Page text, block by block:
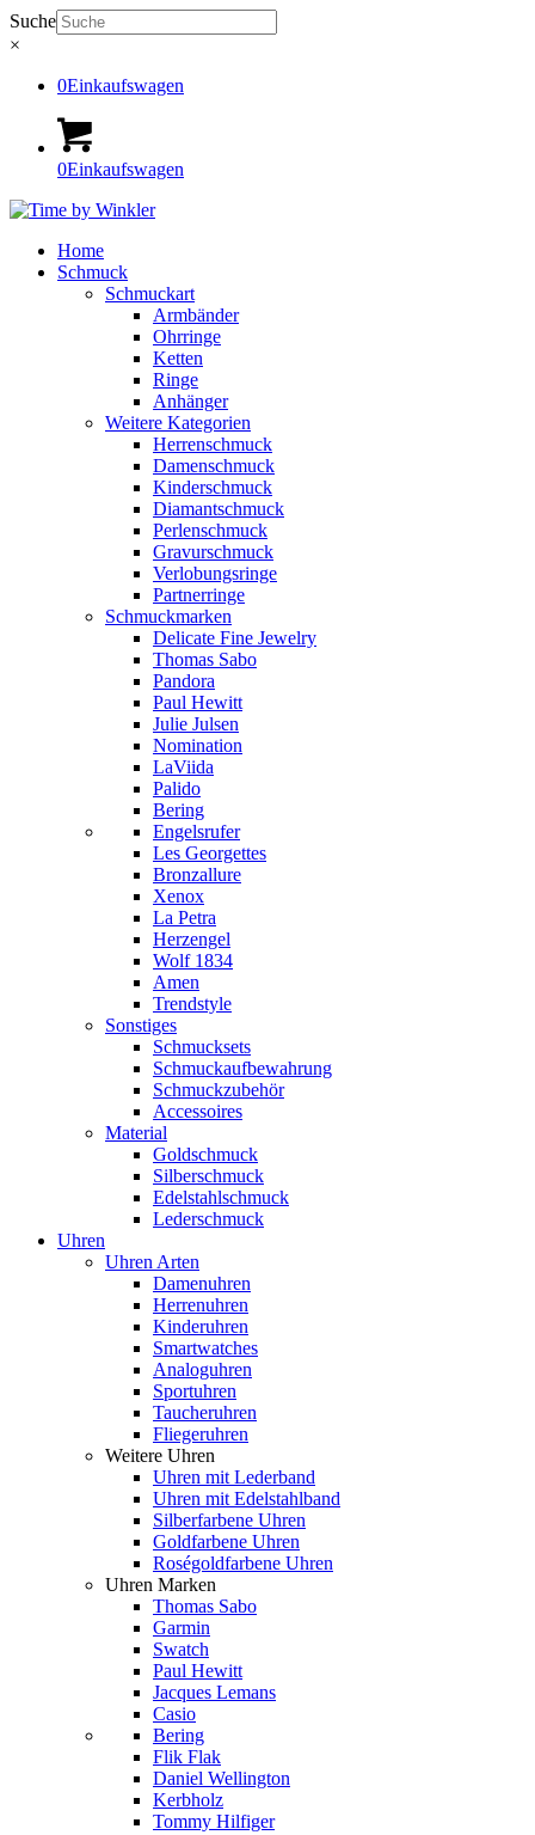
Suche
×
0Einkaufswagen
0Einkaufswagen
Home
Schmuck
Schmuckart
Armbänder
Ohrringe
Ketten
Ringe
Anhänger
Weitere Kategorien
Herrenschmuck
Damenschmuck
Kinderschmuck
Diamantschmuck
Perlenschmuck
Gravurschmuck
Verlobungsringe
Partnerringe
Schmuckmarken
Delicate Fine Jewelry
Thomas Sabo
Pandora
Paul Hewitt
Julie Julsen
Nomination
LaViida
Palido
Bering
Engelsrufer
Les Georgettes
Bronzallure
Xenox
La Petra
Herzengel
Wolf 1834
Amen
Trendstyle
Sonstiges
Schmucksets
Schmuckaufbewahrung
Schmuckzubehör
Accessoires
Material
Goldschmuck
Silberschmuck
Edelstahlschmuck
Lederschmuck
Uhren
Uhren Arten
Damenuhren
Herrenuhren
Kinderuhren
Smartwatches
Analoguhren
Sportuhren
Taucheruhren
Fliegeruhren
Weitere Uhren
Uhren mit Lederband
Uhren mit Edelstahlband
Silberfarbene Uhren
Goldfarbene Uhren
Roségoldfarbene Uhren
Uhren Marken
Thomas Sabo
Garmin
Swatch
Paul Hewitt
Jacques Lemans
Casio
Bering
Flik Flak
Daniel Wellington
Kerbholz
Tommy Hilfiger